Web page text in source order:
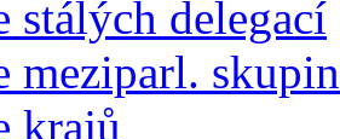
stálých delegací
meziparl. skupin
krajů